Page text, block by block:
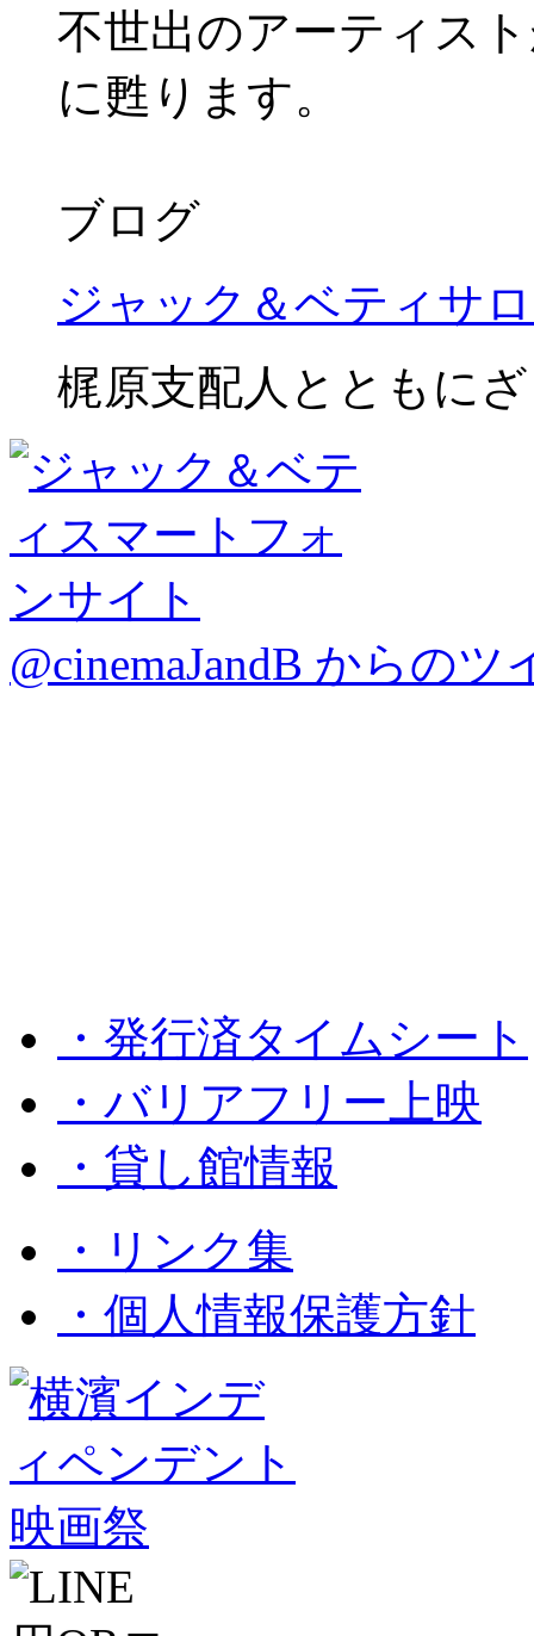
不世出のアーティス
に甦ります。
ブログ
ジャック＆ベティサ
梶原支配人とともに
@cinemaJandB からのツ
・発行済タイムシート
・バリアフリー上映
・貸し館情報
・リンク集
・個人情報保護方針